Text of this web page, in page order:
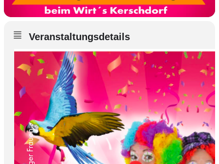
Veranstaltungsdetails